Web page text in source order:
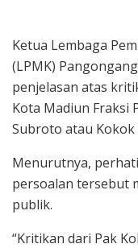
Ketua Lembaga
(LPMK)
penjelasan atas
Kota Madiun Fraksi
Subroto atau
Menurutnya,
persoalan tersebut
publik.
“Kritikan dari Pak